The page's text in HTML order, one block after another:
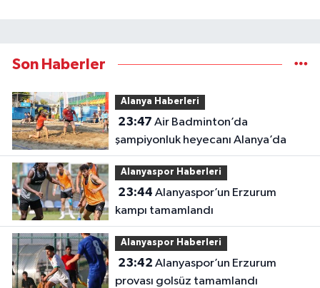
Son Haberler
Alanya Haberleri
23:47
şampiyonluk heyecanı Alanya’da
Alanyaspor Haberleri
23:44
kampı tamamlandı
Alanyaspor Haberleri
23:42
provası golsüz tamamlandı